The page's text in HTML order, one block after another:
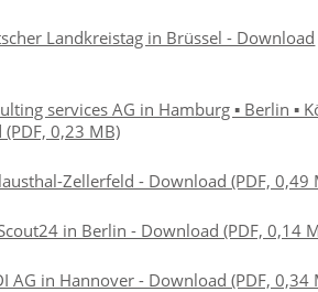
Landkreistag in Brüssel - Download
services AG in Hamburg ▪ Berlin ▪
0,23 MB)
Zellerfeld - Download (PDF, 0,49
in Berlin - Download (PDF, 0,14
AG in Hannover - Download (PDF, 0,34